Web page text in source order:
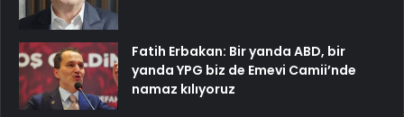
Fatih Erbakan: Bir yanda ABD, bir
yanda YPG biz de Emevi Camii’nde
namaz kılıyoruz